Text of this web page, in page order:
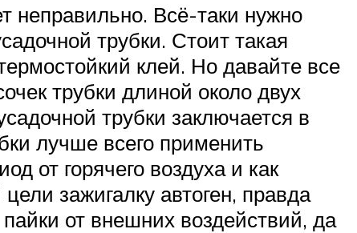
неправильно. Всё-таки нужно
трубки. Стоит такая
клей. Но давайте все
трубки длиной около двух
трубки заключается в
лучше всего применить
от горячего воздуха и как
зажигалку автоген, правда
от внешних воздействий, да